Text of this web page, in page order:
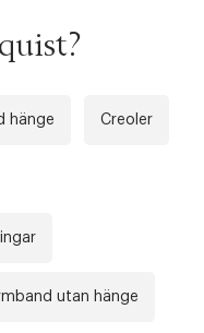
hänge Creoler
utan hänge